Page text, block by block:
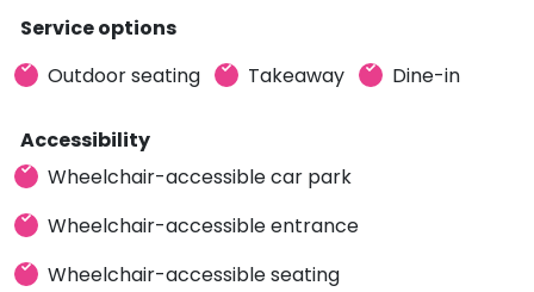
Service options
Outdoor seating
Takeaway Dine-in
Accessibility
Wheelchair-accessible car park
Wheelchair-accessible entrance
Wheelchair-accessible seating